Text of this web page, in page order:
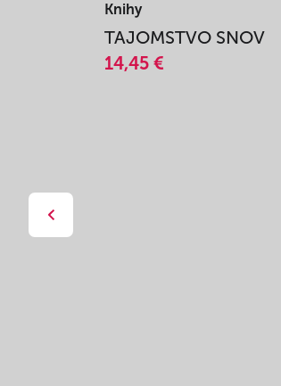
Knihy
TAJOMSTVO SNOV
14,45 €